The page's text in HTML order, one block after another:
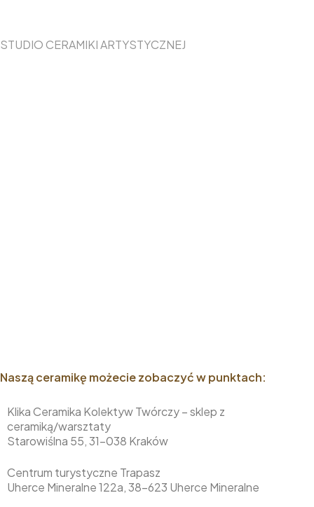
STUDIO CERAMIKI ARTYSTYCZNEJ
Naszą ceramikę możecie zobaczyć w punktach:
Klika Ceramika Kolektyw Twórczy – sklep z
ceramiką/warsztaty
Starowiślna 55, 31-038 Kraków
Centrum turystyczne Trapasz
Uherce Mineralne 122a, 38-623 Uherce Mineralne